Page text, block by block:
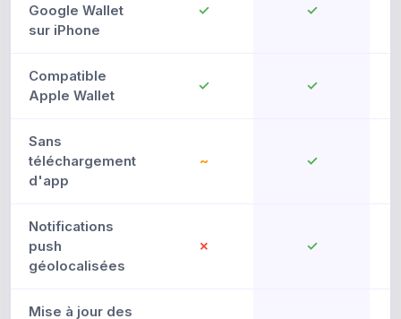
Google Wallet
sur iPhone
✓ ✓
Compatible
Apple Wallet
✓ ✓
Sans
téléchargement
d'app
~ ✓
Notifications
push
géolocalisées
✗ ✓
Mise à jour des